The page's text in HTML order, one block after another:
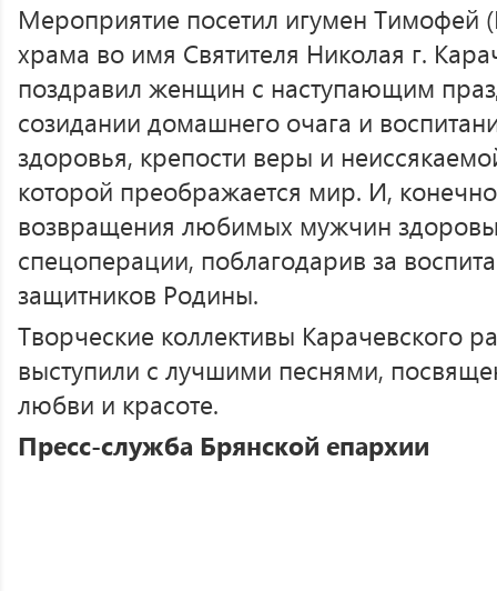
Мероприятие посетил игумен Тимофей
храма во имя Святителя Николая г.
поздравил женщин с наступающим
созидании домашнего очага и
здоровья, крепости веры и
которой преображается мир. И,
возвращения любимых мужчин
спецоперации, поблагодарив за
защитников Родины.
Творческие коллективы Карачевского
выступили с лучшими песнями,
любви и красоте.
Пресс-служба Брянской епархии